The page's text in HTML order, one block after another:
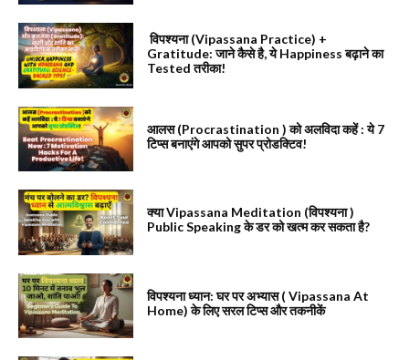
विपश्यना (Vipassana Practice) +
Gratitude: जाने कैसे है, ये Happiness बढ़ाने का
Tested तरीका!
आलस (Procrastination ) को अलविदा कहें : ये 7
टिप्स बनाएंगे आपको सुपर प्रोडक्टिव!
क्या Vipassana Meditation (विपश्यना )
Public Speaking के डर को खत्म कर सकता है?
विपश्यना ध्यान: घर पर अभ्यास ( Vipassana At
Home) के लिए सरल टिप्स और तकनीकें